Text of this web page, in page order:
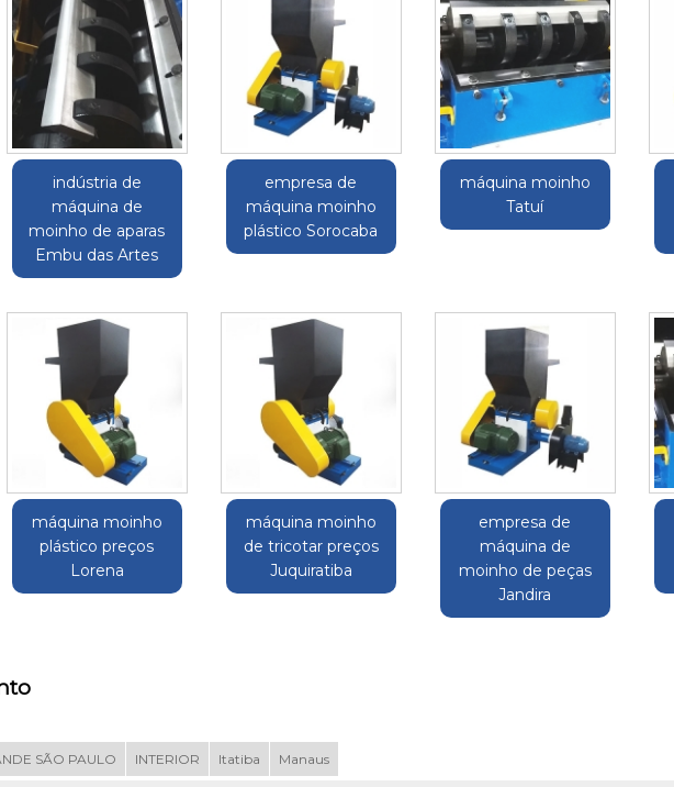
indústria de
máquina de
moinho de aparas
Embu das Artes
empresa de
máquina moinho
plástico Sorocaba
máquina moinho
Tatuí
máquina moinho
plástico preços
Lorena
máquina moinho
de tricotar preços
Juquiratiba
empresa de
máquina de
moinho de peças
Jandira
SÃO PAULO INTERIOR Itatiba Manaus